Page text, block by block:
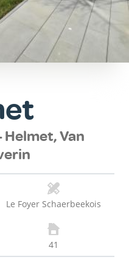
Van
Le Foyer Schaerbeekois
41